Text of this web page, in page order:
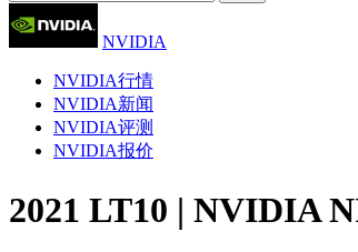
NVIDIA
NVIDIA行情
NVIDIA新闻
NVIDIA评测
NVIDIA报价
2021 LT10 | NVIDIA